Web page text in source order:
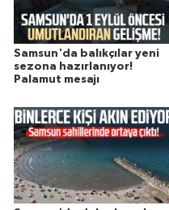
Samsun'da balıkçılar yeni
sezona hazırlanıyor!
Palamut mesajı